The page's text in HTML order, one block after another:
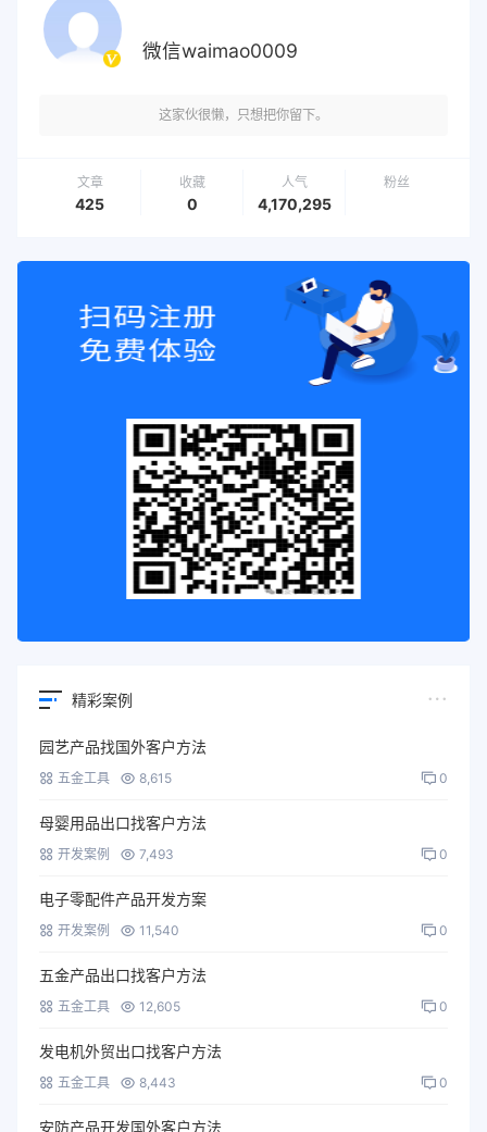
微信waimao0009
这家伙很懒，只想把你留下。
文章
425
收藏
0
人气
4,170,295
粉丝
精彩案例
园艺产品找国外客户方法
五金工具 8,615 0
母婴用品出口找客户方法
开发案例 7,493 0
电子零配件产品开发方案
开发案例 11,540 0
五金产品出口找客户方法
五金工具 12,605 0
发电机外贸出口找客户方法
五金工具 8,443 0
安防产品开发国外客户方法